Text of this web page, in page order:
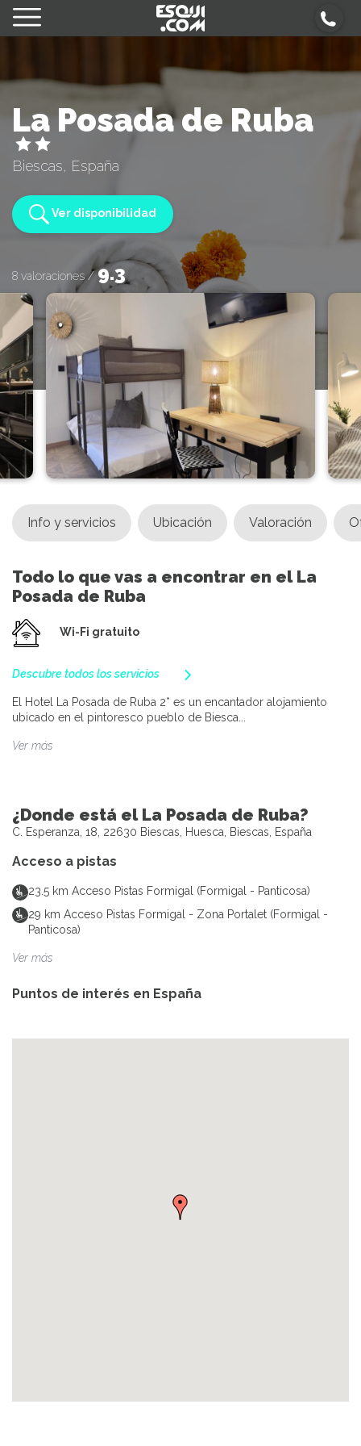
La Posada de Ruba
Biescas, España
Ver disponibilidad
8 valoraciones /9.3
Info y servicios Ubicación Valoración
Todo lo que vas a encontrar en el La
Posada de Ruba
Wi-Fi gratuito
Descubre todos los servicios
El Hotel La Posada de Ruba 2* es un encantador alojamiento
ubicado en el pintoresco pueblo de Biesca...
Ver más
¿Donde está el La Posada de Ruba?
C. Esperanza, 18, 22630 Biescas, Huesca, Biescas, España
Acceso a pistas
23.5 km Acceso Pistas Formigal (Formigal - Panticosa)
29 km Acceso Pistas Formigal - Zona Portalet (Formigal -
Panticosa)
Ver más
Puntos de interés en España